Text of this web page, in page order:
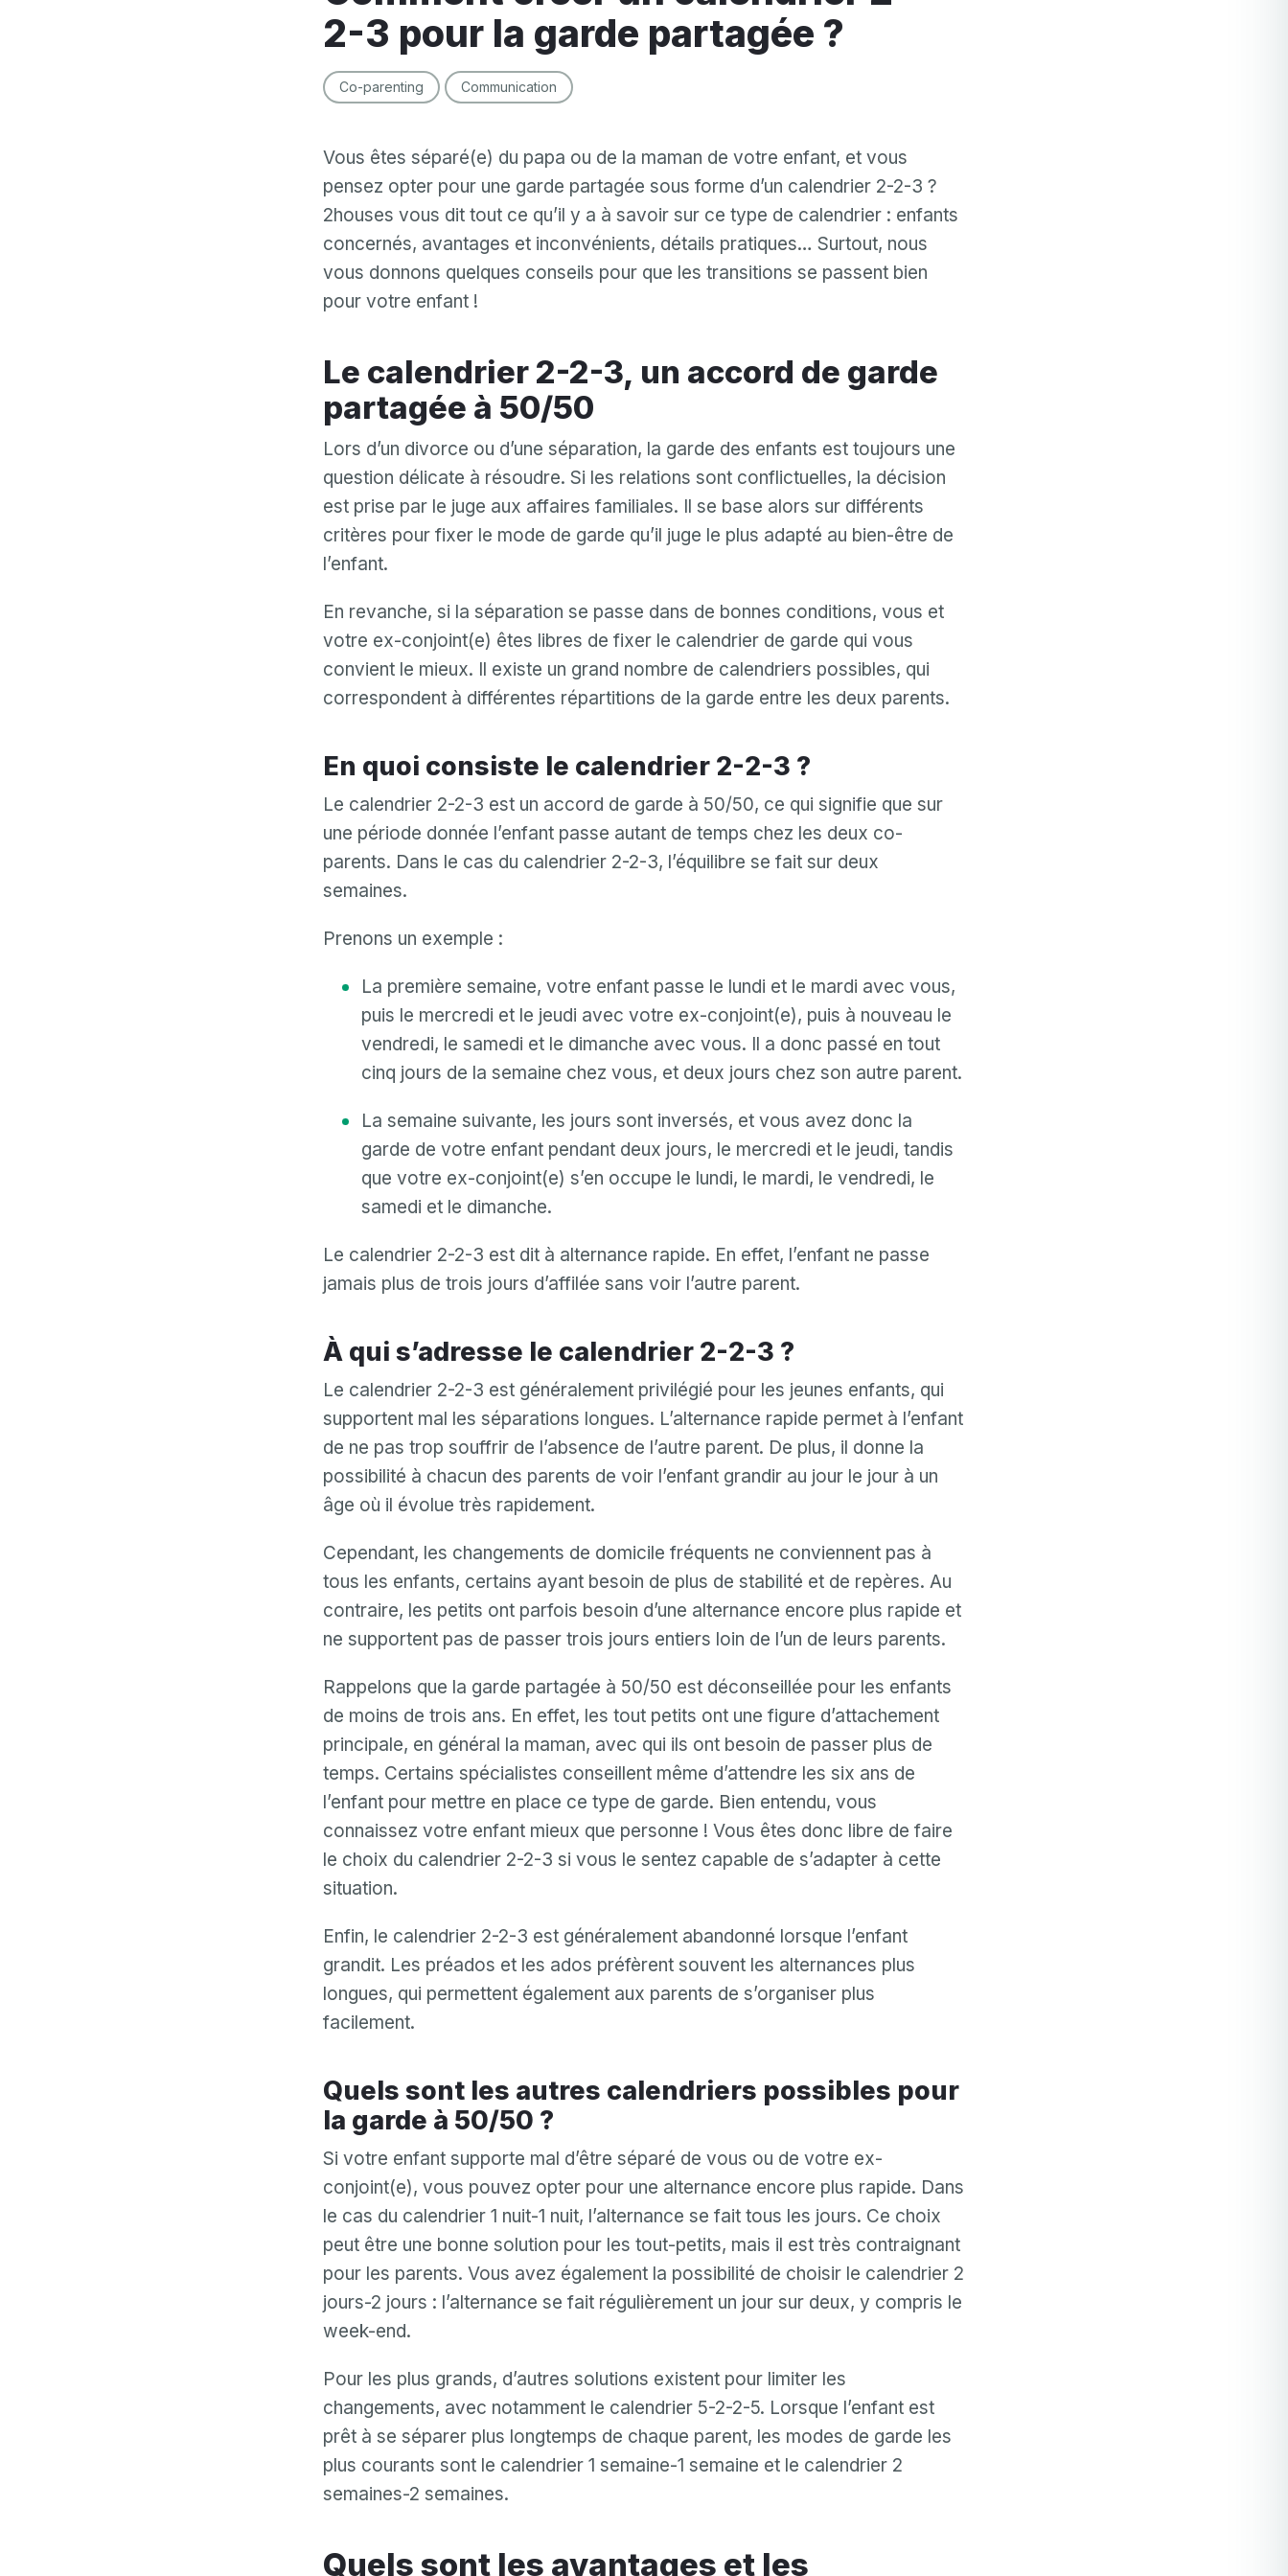
2-3 pour la garde partagée ?
Co-parenting Communication
Vous êtes séparé(e) du papa ou de la maman de votre enfant, et vous
pensez opter pour une garde partagée sous forme d’un calendrier 2-2-3 ?
2houses vous dit tout ce qu’il y a à savoir sur ce type de calendrier : enfants
concernés, avantages et inconvénients, détails pratiques… Surtout, nous
vous donnons quelques conseils pour que les transitions se passent bien
pour votre enfant !
Le calendrier 2-2-3, un accord de garde
partagée à 50/50
Lors d’un divorce ou d’une séparation, la garde des enfants est toujours une
question délicate à résoudre. Si les relations sont conflictuelles, la décision
est prise par le juge aux affaires familiales. Il se base alors sur différents
critères pour fixer le mode de garde qu’il juge le plus adapté au bien-être de
l’enfant.
En revanche, si la séparation se passe dans de bonnes conditions, vous et
votre ex-conjoint(e) êtes libres de fixer le calendrier de garde qui vous
convient le mieux. Il existe un grand nombre de calendriers possibles, qui
correspondent à différentes répartitions de la garde entre les deux parents.
En quoi consiste le calendrier 2-2-3 ?
Le calendrier 2-2-3 est un accord de garde à 50/50, ce qui signifie que sur
une période donnée l’enfant passe autant de temps chez les deux co-
parents. Dans le cas du calendrier 2-2-3, l’équilibre se fait sur deux
semaines.
Prenons un exemple :
La première semaine, votre enfant passe le lundi et le mardi avec vous,
puis le mercredi et le jeudi avec votre ex-conjoint(e), puis à nouveau le
vendredi, le samedi et le dimanche avec vous. Il a donc passé en tout
cinq jours de la semaine chez vous, et deux jours chez son autre parent.
La semaine suivante, les jours sont inversés, et vous avez donc la
garde de votre enfant pendant deux jours, le mercredi et le jeudi, tandis
que votre ex-conjoint(e) s’en occupe le lundi, le mardi, le vendredi, le
samedi et le dimanche.
Le calendrier 2-2-3 est dit à alternance rapide. En effet, l’enfant ne passe
jamais plus de trois jours d’affilée sans voir l’autre parent.
À qui s’adresse le calendrier 2-2-3 ?
Le calendrier 2-2-3 est généralement privilégié pour les jeunes enfants, qui
supportent mal les séparations longues. L’alternance rapide permet à l’enfant
de ne pas trop souffrir de l’absence de l’autre parent. De plus, il donne la
possibilité à chacun des parents de voir l’enfant grandir au jour le jour à un
âge où il évolue très rapidement.
Cependant, les changements de domicile fréquents ne conviennent pas à
tous les enfants, certains ayant besoin de plus de stabilité et de repères. Au
contraire, les petits ont parfois besoin d’une alternance encore plus rapide et
ne supportent pas de passer trois jours entiers loin de l’un de leurs parents.
Rappelons que la garde partagée à 50/50 est déconseillée pour les enfants
de moins de trois ans. En effet, les tout petits ont une figure d’attachement
principale, en général la maman, avec qui ils ont besoin de passer plus de
temps. Certains spécialistes conseillent même d’attendre les six ans de
l’enfant pour mettre en place ce type de garde. Bien entendu, vous
connaissez votre enfant mieux que personne ! Vous êtes donc libre de faire
le choix du calendrier 2-2-3 si vous le sentez capable de s’adapter à cette
situation.
Enfin, le calendrier 2-2-3 est généralement abandonné lorsque l’enfant
grandit. Les préados et les ados préfèrent souvent les alternances plus
longues, qui permettent également aux parents de s’organiser plus
facilement.
Quels sont les autres calendriers possibles pour
la garde à 50/50 ?
Si votre enfant supporte mal d’être séparé de vous ou de votre ex-
conjoint(e), vous pouvez opter pour une alternance encore plus rapide. Dans
le cas du calendrier 1 nuit-1 nuit, l’alternance se fait tous les jours. Ce choix
peut être une bonne solution pour les tout-petits, mais il est très contraignant
pour les parents. Vous avez également la possibilité de choisir le calendrier 2
jours-2 jours : l’alternance se fait régulièrement un jour sur deux, y compris le
week-end.
Pour les plus grands, d’autres solutions existent pour limiter les
changements, avec notamment le calendrier 5-2-2-5. Lorsque l’enfant est
prêt à se séparer plus longtemps de chaque parent, les modes de garde les
plus courants sont le calendrier 1 semaine-1 semaine et le calendrier 2
semaines-2 semaines.
Quels sont les avantages et les
Email
mot
de
invalide
Connexion
Mot de passe oublié?
Ou connectez-vous via
Facebook
Mon email
Confirmation de mot de passe
Ou inscrivez-vous via